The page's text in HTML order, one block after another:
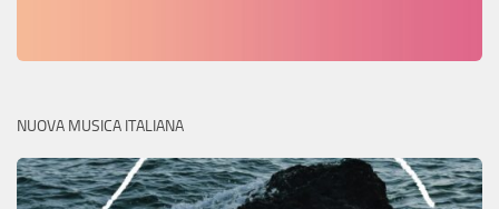
NUOVA MUSICA ITALIANA